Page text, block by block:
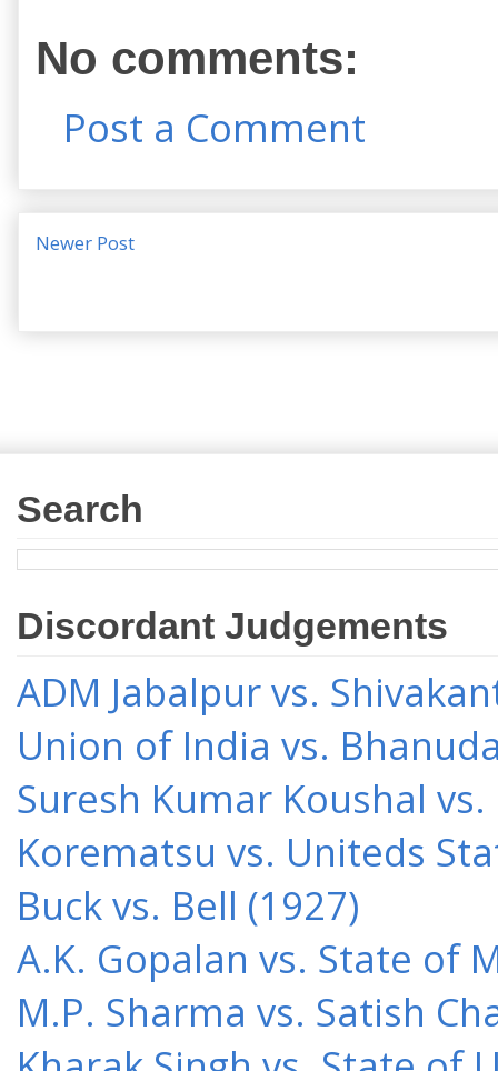
No comments:
Post a Comment
Newer Post
Search
Discordant Judgements
ADM Jabalpur vs.
Union of India vs.
Suresh Kumar Koushal
Korematsu vs. Uniteds
Buck vs. Bell (1927)
A.K. Gopalan vs. State of
M.P. Sharma vs. Satish